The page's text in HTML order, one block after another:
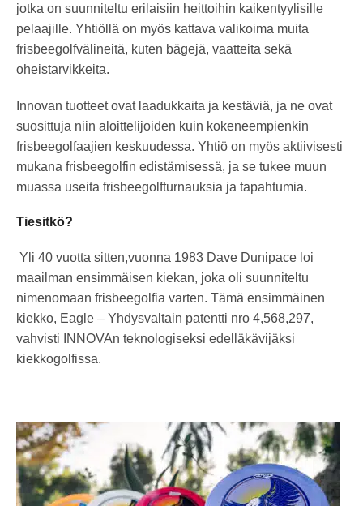
jotka on suunniteltu erilaisiin heittoihin kaikentyylisille
pelaajille. Yhtiöllä on myös kattava valikoima muita
frisbeegolfvälineitä, kuten bägejä, vaatteita sekä
oheistarvikkeita.
Innovan tuotteet ovat laadukkaita ja kestäviä, ja ne ovat
suosittuja niin aloittelijoiden kuin kokeneempienkin
frisbeegolfaajien keskuudessa. Yhtiö on myös aktiivisesti
mukana frisbeegolfin edistämisessä, ja se tukee muun
muassa useita frisbeegolfturnauksia ja tapahtumia.
Tiesitkö?
Yli 40 vuotta sitten,vuonna 1983 Dave Dunipace loi
maailman ensimmäisen kiekan, joka oli suunniteltu
nimenomaan frisbeegolfia varten. Tämä ensimmäinen
kiekko, Eagle – Yhdysvaltain patentti nro 4,568,297,
vahvisti INNOVAn teknologiseksi edelläkävijäksi
kiekkogolfissa.